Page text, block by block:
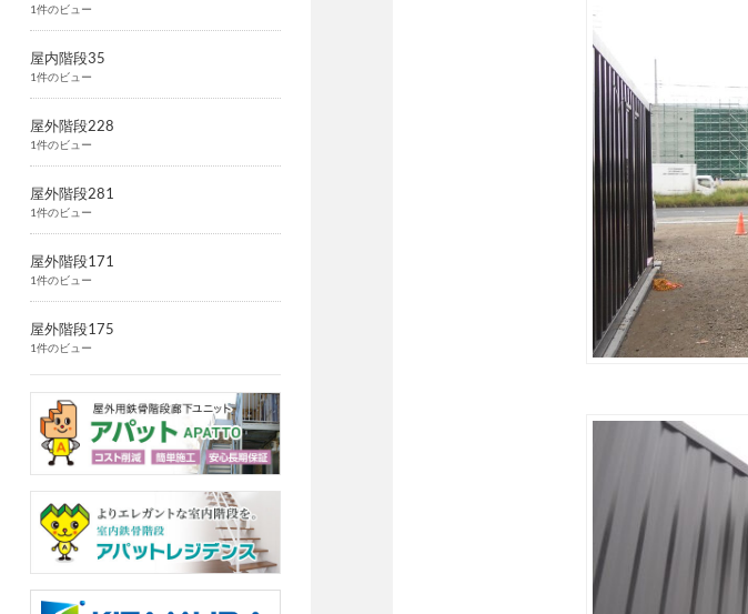
1件のビュー
屋内階段35
1件のビュー
屋外階段228
1件のビュー
屋外階段281
1件のビュー
屋外階段171
1件のビュー
屋外階段175
1件のビュー